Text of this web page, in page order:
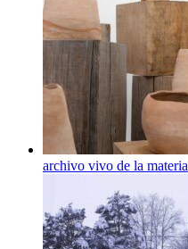
archivo vivo de la materia